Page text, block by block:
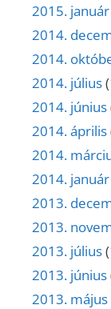
2015. január
2014.
2014.
2014. július
2014. június
2014. április
2014.
2014. január
2013.
2013.
2013. július
2013. június
2013. május